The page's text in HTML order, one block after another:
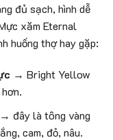
đủ sạch, hình dễ
xăm Eternal
huống thợ hay gặp:
→ Bright Yellow
→ đây là tông vàng
cam, đỏ, nâu.